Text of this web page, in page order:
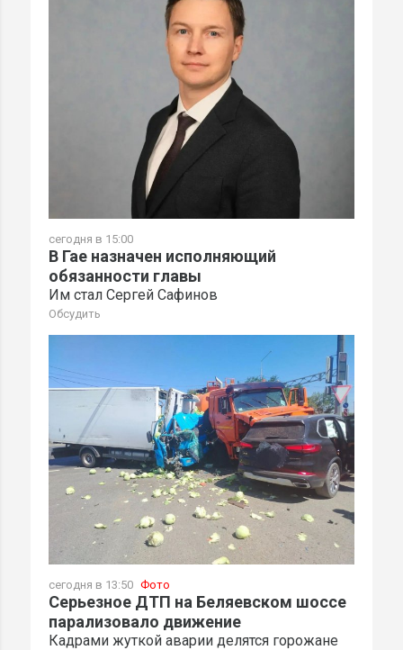
сегодня в 15:00
В Гае назначен исполняющий
обязанности главы
Им стал Сергей Сафинов
Обсудить
сегодня в 13:50 Фото
Серьезное ДТП на Беляевском шоссе
парализовало движение
Кадрами жуткой аварии делятся горожане